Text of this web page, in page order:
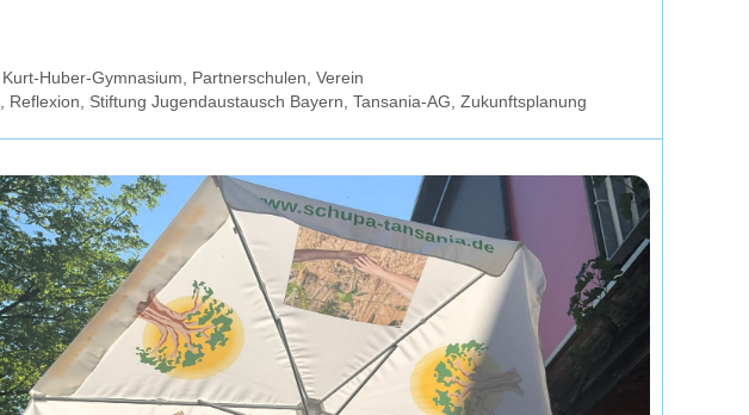
Kurt-Huber-Gymnasium Partnerschulen ,Verein
Reflexion Stiftung Jugendaustausch Bayern ,Tansania-AG ,Zukunftsplanung